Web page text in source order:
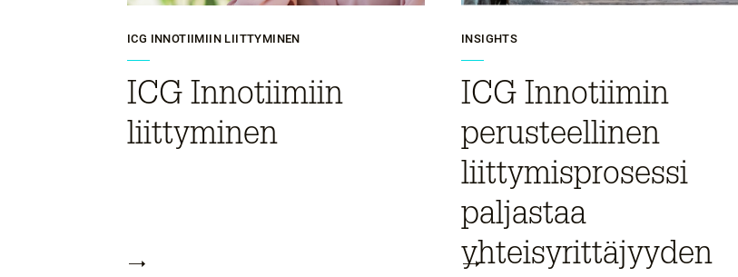
ICG INNOTIIMIIN LIITTYMINEN
ICG Innotiimiin
liittyminen
INSIGHTS
ICG Innotiimin
perusteellinen
liittymisprosessi
paljastaa
yhteisyrittäjyyden